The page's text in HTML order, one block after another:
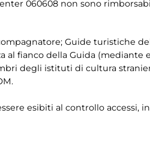
060608 non sono
Guide turistiche
fianco della Guida (mediante
degli istituti di cultura
esibiti al controllo accessi,